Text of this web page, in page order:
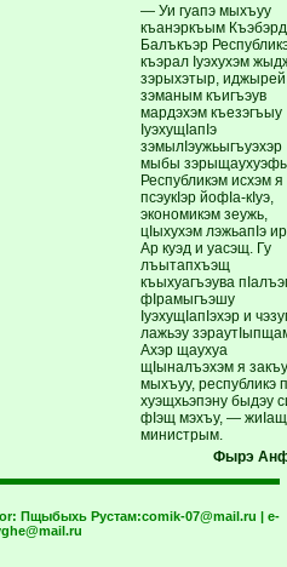
— Уи гуапэ мыхъуу
къанэркъым
Балъкъэр
къэрал Iуэхухэм
зэрыхэтыр, иджырей
зэманым къигъэув
мардэхэм къезэгъыу
IуэхущIапIэ
зэмылIэужьыгъуэхэр
мыбы
Республикэм исхэм я
псэукIэр йофIа-кIуэ,
экономикэм зеужь,
цIыхухэм лэжьапIэ
Ар куэд и уасэщ. Гу
лъытапхъэщ
къыхуагъэува
фIрамыгъэшу
IуэхущIапIэхэр и
лажьэу
Ахэр щаухуа
щIыналъэхэм я
мыхъуу, республикэ
хуэщхьэпэну быдэу
фIэщ мэхъу, — жиIащ
министрым.
Фырэ
Пщыбыхь Рустам:comik-07@mail.ru | e-